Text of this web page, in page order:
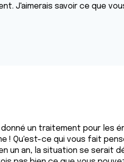
J'aimerais savoir ce que
donné un traitement pour les
! Qu'est-ce qui vous fait
un an, la situation se serait